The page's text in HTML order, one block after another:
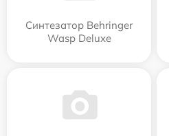
Синтезатор Behringer
Wasp Deluxe